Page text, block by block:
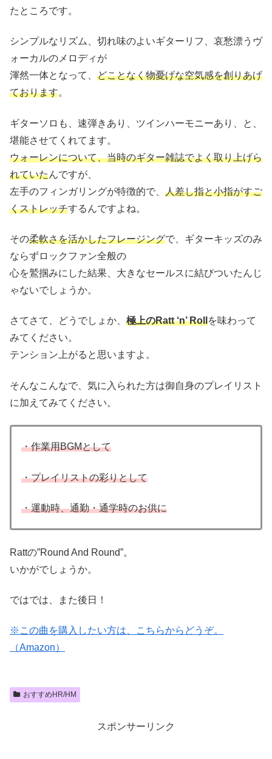
たところです。
シンプルなリズム、切れ味のよいギターリフ、哀愁漂うヴ
ォーカルのメロディが
渾然一体となって、 どことなく物憂げな空気感を創りあげ
ております。
ギターソロも、速弾きあり、ツインハーモニーあり、と、
堪能させてくれてます。
ウォーレンについて、当時のギター雑誌でよく取り上げら
れていたんですが、
左手のフィンガリングが特徴的で、 人差し指と小指がすご
くストレッチするんですよね。
その柔軟さを活かしたフレージングで、ギターキッズのみ
ならずロックファン全般の
心を鷲掴みにした結果、大きなセールスに結びついたんじ
ゃないでしょうか。
さてさて、どうでしょか、 極上のRatt ‘n’ Rollを味わって
みてください。
テンション上がると思いますよ。
そんなこんなで、気に入られた方は御自身のプレイリスト
に加えてみてください。
・作業用BGMとして
・プレイリストの彩りとして
・運動時、通勤・通学時のお供に
Rattの”Round And Round”。
いかがでしょうか。
ではでは、また後日！
※この曲を購入したい方は、こちらからどうぞ。
（Amazon）
おすすめHR/HM
スポンサーリンク